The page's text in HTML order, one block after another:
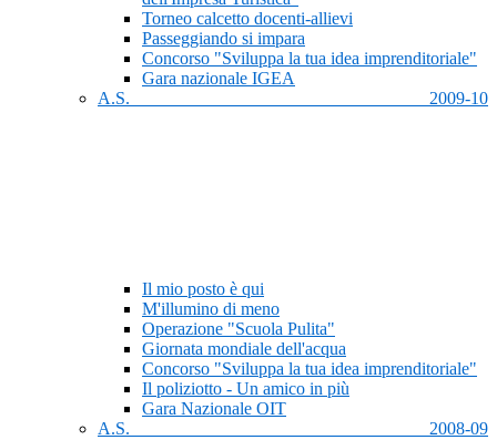
Torneo calcetto docenti-allievi
Passeggiando si impara
Concorso "Sviluppa la tua idea imprenditoriale"
Gara nazionale IGEA
A.S. 2009-10
Il mio posto è qui
M'illumino di meno
Operazione "Scuola Pulita"
Giornata mondiale dell'acqua
Concorso "Sviluppa la tua idea imprenditoriale"
Il poliziotto - Un amico in più
Gara Nazionale OIT
A.S. 2008-09